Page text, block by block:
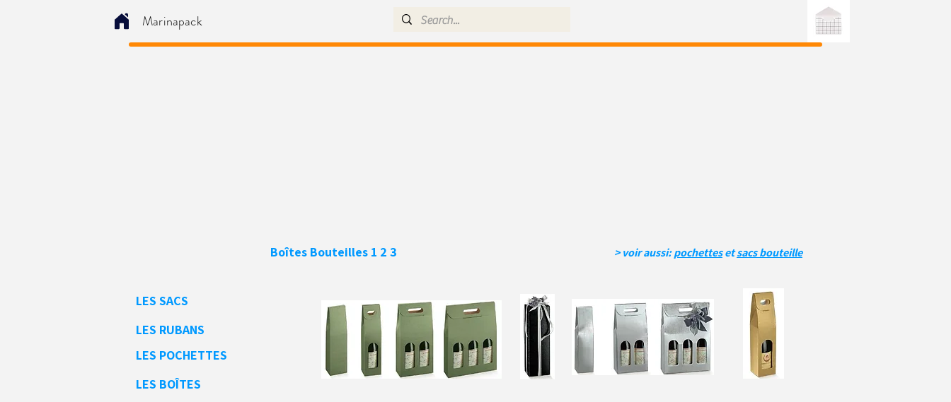
Marinapack
Boîtes Bouteilles 1 2 3 > voir aussi:pochettesetsacs bouteille
LES SACS
LES RUBANS
LES POCHETTES
LES BOÎTES